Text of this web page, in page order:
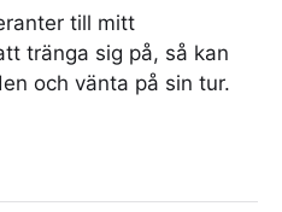
till mitt
tränga sig på, så kan
och vänta på sin tur.